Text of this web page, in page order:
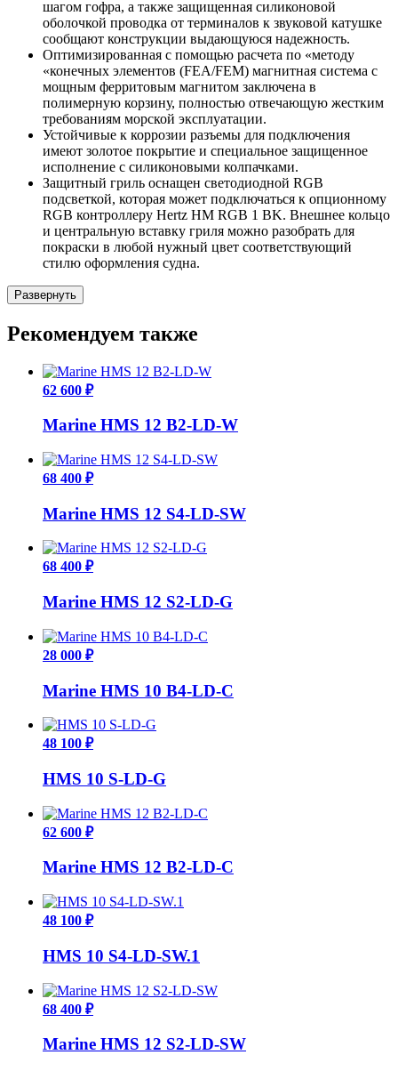
шагом гофра, а также защищенная силиконовой
оболочкой проводка от терминалов к звуковой катушке
сообщают конструкции выдающуюся надежность.
Оптимизированная с помощью расчета по «методу
«конечных элементов (FEA/FEM) магнитная система с
мощным ферритовым магнитом заключена в
полимерную корзину, полностью отвечающую жестким
требованиям морской эксплуатации.
Устойчивые к коррозии разъемы для подключения
имеют золотое покрытие и специальное защищенное
исполнение с силиконовыми колпачками.
Защитный гриль оснащен светодиодной RGB
подсветкой, которая может подключаться к опционному
RGB контроллеру Hertz HM RGB 1 BK. Внешнее кольцо
и центральную вставку гриля можно разобрать для
покраски в любой нужный цвет соответствующий
стилю оформления судна.
Развернуть
Рекомендуем также
62 600 ₽
Marine HMS 12 B2-LD-W
68 400 ₽
Marine HMS 12 S4-LD-SW
68 400 ₽
Marine HMS 12 S2-LD-G
28 000 ₽
Marine HMS 10 B4-LD-C
48 100 ₽
HMS 10 S-LD-G
62 600 ₽
Marine HMS 12 B2-LD-C
48 100 ₽
HMS 10 S4-LD-SW.1
68 400 ₽
Marine HMS 12 S2-LD-SW